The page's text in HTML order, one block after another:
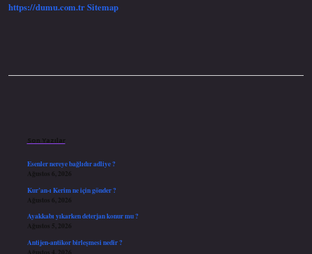
https://dumu.com.trSitemap
Son Yazılar
Esenler nereye bağlıdır adliye ?
Ağustos 6, 2026
Kur’an-ı Kerim ne için gönder ?
Ağustos 6, 2026
Ayakkabı yıkarken deterjan konur mu ?
Ağustos 5, 2026
Antijen-antikor birleşmesi nedir ?
Ağustos 4, 2026